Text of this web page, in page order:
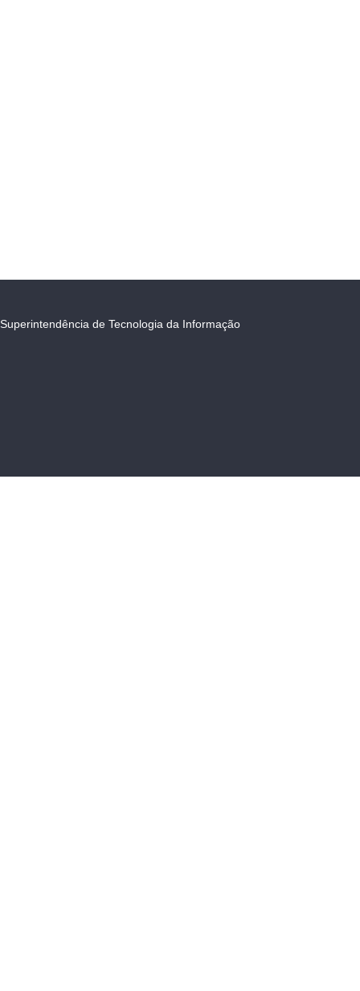
Superintendência de Tecnologia da Informação